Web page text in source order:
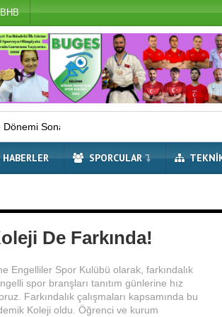
BHB
Çifte Avrupa Şampiyonu Millilerimiz
HABERLER SPORCULAR
De Farkında!
Engelliler Spor Kulübü olarak, farkındalık
spor branşları tanıtım günlerine hız
Farkındalık çalışmaları kapsamında bu
Koleji oldu. Öğrenci ve kurum